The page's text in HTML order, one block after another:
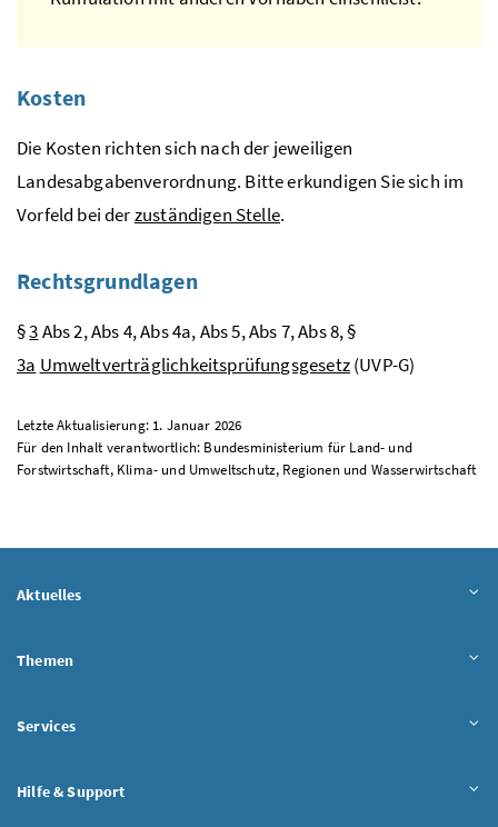
Kosten
Die Kosten richten sich nach der jeweiligen
Landesabgabenverordnung. Bitte erkundigen Sie sich im
Vorfeld bei derzuständigen Stelle.
Rechtsgrundlagen
§3Abs2,Abs4,Abs4a,Abs5,Abs7,Abs8, §
3a Umweltverträglichkeitsprüfungsgesetz(UVP-G)
Letzte Aktualisierung: 1. Januar 2026
Für den Inhalt verantwortlich: Bundesministerium für Land- und
Forstwirtschaft, Klima- und Umweltschutz, Regionen und Wasserwirtschaft
Aktuelles
Themen
Services
Hilfe & Support